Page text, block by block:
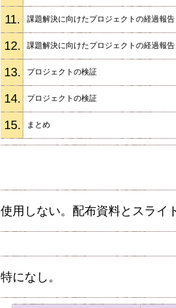
11. 課題解決に向けたプロジェクトの経過報
12. 課題解決に向けたプロジェクトの経過報
13. プロジェクトの検証
14. プロジェクトの検証
15. まとめ
使用しない。配布資料とスライ
特になし。